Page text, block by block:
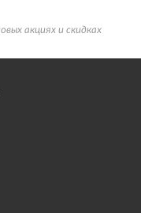
акциях и скидках